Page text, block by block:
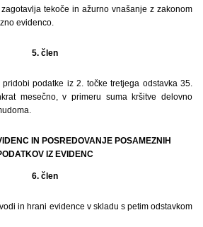
tekoče in ažurno vnašanje z zakonom
evidenco.
5. člen
podatke iz 2. točke tretjega odstavka 35.
mesečno, v primeru suma kršitve delovno
IN POSREDOVANJE POSAMEZNIH
IZ EVIDENC
6. člen
in hrani evidence v skladu s petim odstavkom